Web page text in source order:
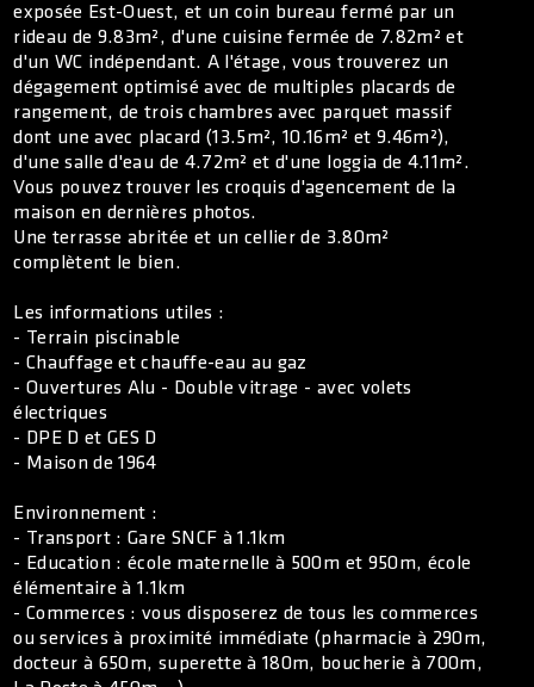
exposée Est-Ouest, et un coin bureau fermé par un
rideau de 9.83m², d'une cuisine fermée de 7.82m² et
d'un WC indépendant. A l'étage, vous trouverez un
dégagement optimisé avec de multiples placards de
rangement, de trois chambres avec parquet massif
dont une avec placard (13.5m², 10.16m² et 9.46m²),
d'une salle d'eau de 4.72m² et d'une loggia de 4.11m².
Vous pouvez trouver les croquis d'agencement de la
maison en dernières photos.
Une terrasse abritée et un cellier de 3.80m²
complètent le bien.
Les informations utiles :
- Terrain piscinable
- Chauffage et chauffe-eau au gaz
- Ouvertures Alu - Double vitrage - avec volets
électriques
- DPE D et GES D
- Maison de 1964
Environnement :
- Transport : Gare SNCF à 1.1km
- Education : école maternelle à 500m et 950m, école
élémentaire à 1.1km
- Commerces : vous disposerez de tous les commerces
ou services à proximité immédiate (pharmacie à 290m,
docteur à 650m, superette à 180m, boucherie à 700m,